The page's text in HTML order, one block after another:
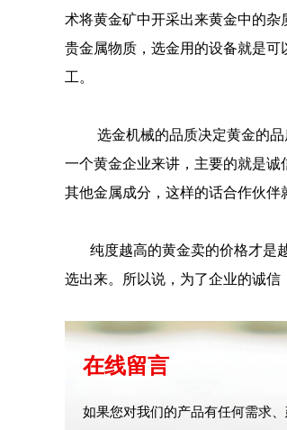
术将黄金矿中开采出来黄金中的
贵金属物质，选金用的设备就是
工。
选金机械的品质决定黄金的
一个黄金企业来讲，主要的就是
其他金属成分，这样的话合作伙伴
纯度越高的黄金卖的价格才是越
选出来。所以说，为了企业的诚
在线留言
如果您对我们的产品有任何需求